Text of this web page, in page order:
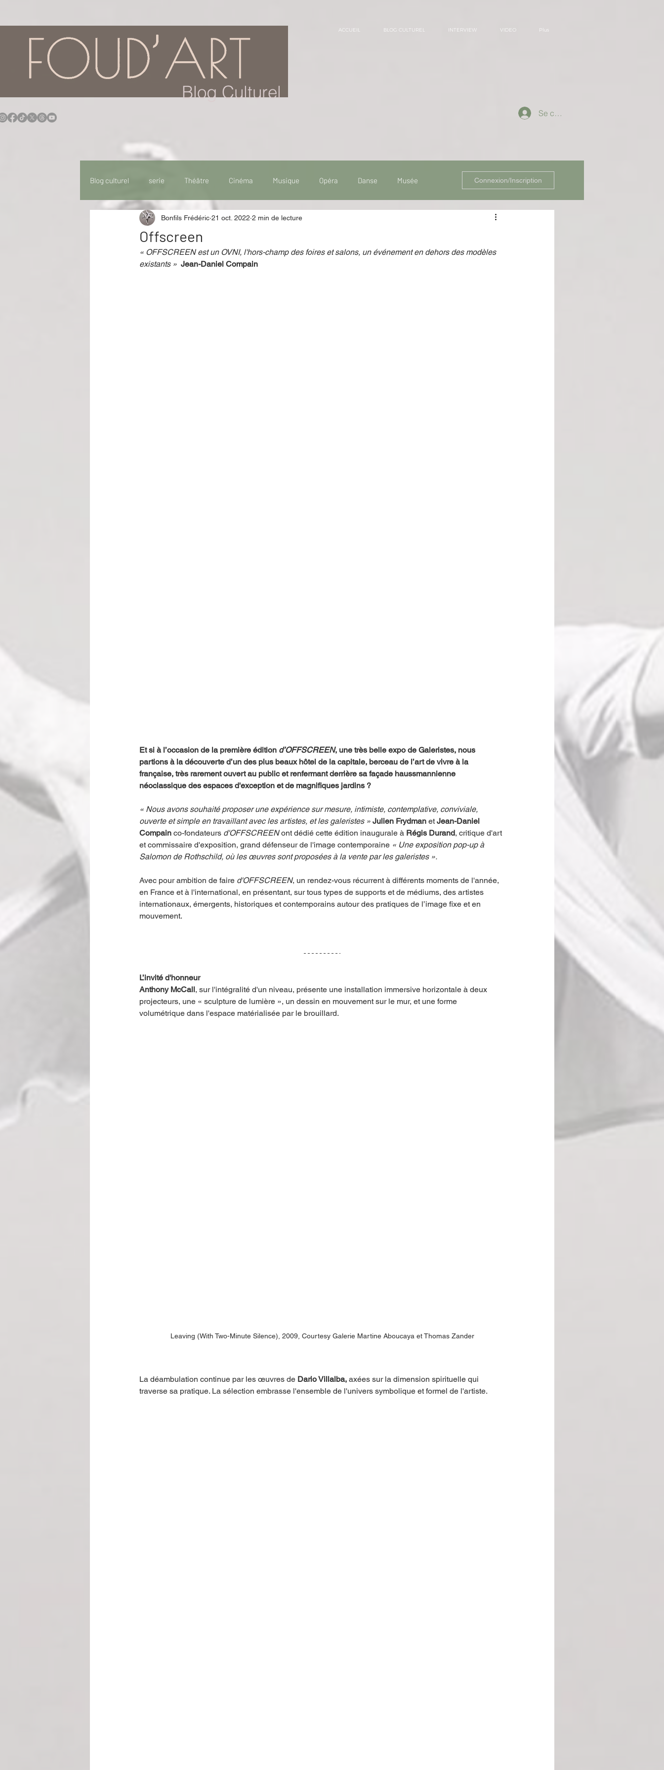
Blog Culturel
ACCUEIL BLOG CULTUREL INTERVIEW VIDEO Plus
Se connecter
Blog culturel serie Théâtre Cinéma Musique Opéra Danse Musée
Idées Sorties Idée de voyage Fooding - Restaurant
Performance Récompense Festival
Connexion/Inscription
Offscreen
Bonfils Frédéric 21 oct. 2022 2 min de lecture
« OFFSCREEN est un OVNI, l'hors-champ des foires et salons, un événement en dehors des modèles
existants » Jean-Daniel Compain
Et si à l’occasion de la première édition d’OFFSCREEN, une très belle expo de Galeristes, nous
partions à la découverte d’un des plus beaux hôtel de la capitale, berceau de l’art de vivre à la
française, très rarement ouvert au public et renfermant derrière sa façade haussmannienne
néoclassique des espaces d'exception et de magnifiques jardins ?
« Nous avons souhaité proposer une expérience sur mesure, intimiste, contemplative, conviviale,
ouverte et simple en travaillant avec les artistes, et les galeristes » Julien Frydman et Jean-Daniel
Compain co-fondateurs d'OFFSCREEN ont dédié cette édition inaugurale à Régis Durand, critique d'art
et commissaire d'exposition, grand défenseur de l'image contemporaine « Une exposition pop-up à
Salomon de Rothschild, où les œuvres sont proposées à la vente par les galeristes ».
Avec pour ambition de faire d'OFFSCREEN, un rendez-vous récurrent à différents moments de l'année,
en France et à l'international, en présentant, sur tous types de supports et de médiums, des artistes
internationaux, émergents, historiques et contemporains autour des pratiques de l’image fixe et en
mouvement.
L’invité d'honneur
Anthony McCall, sur l'intégralité d'un niveau, présente une installation immersive horizontale à deux
projecteurs, une « sculpture de lumière », un dessin en mouvement sur le mur, et une forme
volumétrique dans l'espace matérialisée par le brouillard.
Leaving (With Two-Minute Silence), 2009, Courtesy Galerie Martine Aboucaya et Thomas Zander
La déambulation continue par les œuvres de Dario Villalba, axées sur la dimension spirituelle qui
traverse sa pratique. La sélection embrasse l'ensemble de l'univers symbolique et formel de l'artiste.